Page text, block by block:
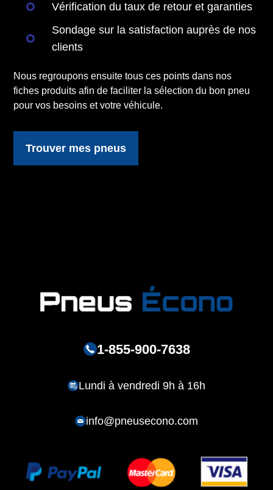
Vérification du taux de retour et garanties
Sondage sur la satisfaction auprès de nos
clients
Nous regroupons ensuite tous ces points dans nos
fiches produits afin de faciliter la sélection du bon pneu
pour vos besoins et votre véhicule.
Trouver mes pneus
1-855-900-7638
Lundi à vendredi 9h à 16h
info@pneusecono.com